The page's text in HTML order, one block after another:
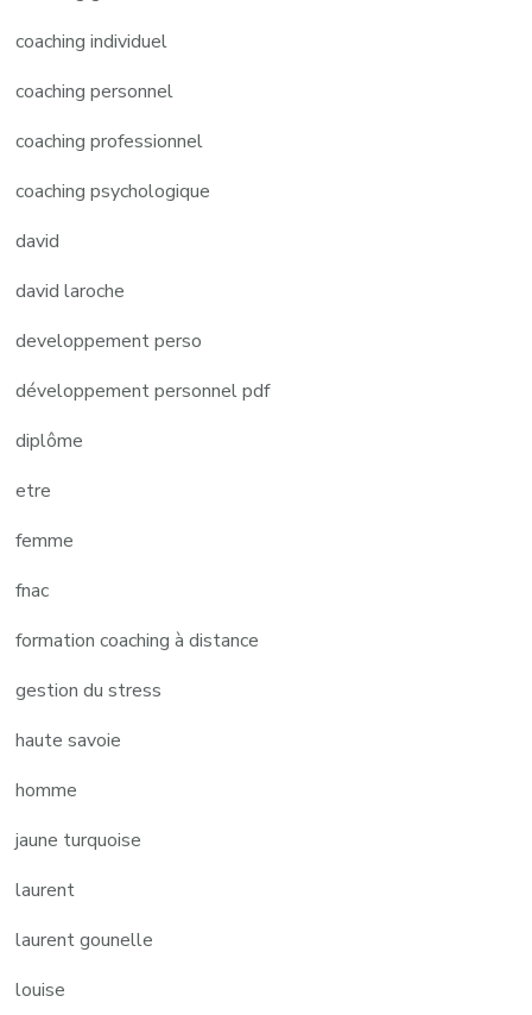
coaching individuel
coaching personnel
coaching professionnel
coaching psychologique
david
david laroche
developpement perso
développement personnel pdf
diplôme
etre
femme
fnac
formation coaching à distance
gestion du stress
haute savoie
homme
jaune turquoise
laurent
laurent gounelle
louise